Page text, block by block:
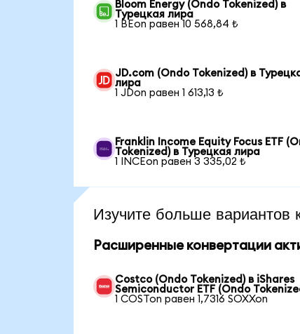
Bloom Energy (Ondo Tokenized) в
Турецкая лира
1 BEon равен 10 568,84 ₺
JD.com (Ondo Tokenized) в
лира
1 JDon равен 1 613,13 ₺
Franklin Income Equity Focus ETF
Tokenized) в Турецкая лира
1 INCEon равен 3 335,02 ₺
Изучите больше вариантов
Расширенные конвертации
Costco (Ondo Tokenized) в iShares
Semiconductor ETF (Ondo
1 COSTon равен 1,7316 SOXXon